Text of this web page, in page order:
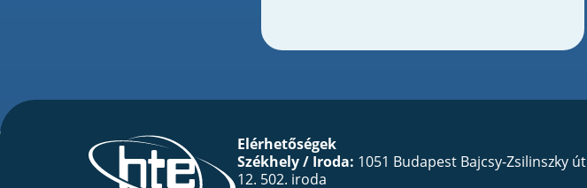
Elérhetőségek
Székhely / Iroda: 1051 Budapest Bajcsy-Zsilinszky út
12. 502. iroda